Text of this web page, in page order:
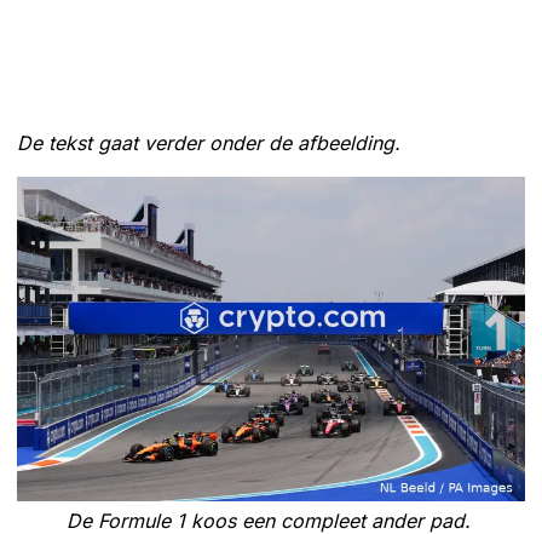
De tekst gaat verder onder de afbeelding.
De Formule 1 koos een compleet ander pad.